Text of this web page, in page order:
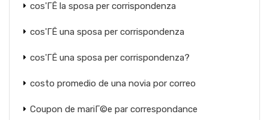
cos'ГЁ la sposa per corrispondenza
cos'ГЁ una sposa per corrispondenza
cos'ГЁ una sposa per corrispondenza?
costo promedio de una novia por correo
Coupon de mariГ©e par correspondance